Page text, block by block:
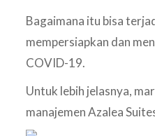
Bagaimana itu bisa
mempersiapkan dan
COVID-19.
Untuk lebih jelasnya,
manajemen Azalea